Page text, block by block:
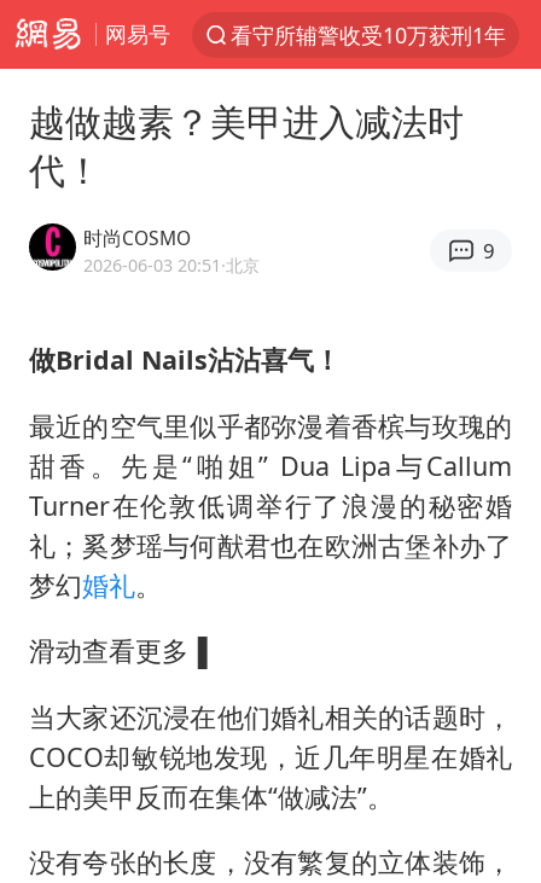
网易号
看守所辅警收受10万获刑1年
深圳地面沉降致车辆损坏系谣言
CIA被曝已秘密设立古巴工作组
我国编制完成新版全月地质图
外交部发言人就广岛核爆81周年等答记者问
U17国足1分钟轰2球
80后女柜员逆袭成4200亿银行副行长
奋进开新局 实干挑大梁
越做越素？美甲进入减法时
代！
时尚COSMO
2026-06-03 20:51 ·北京
9
做Bridal Nails沾沾喜气！
最近的空气里似乎都弥漫着香槟与玫瑰的
甜香。先是“啪姐” Dua Lipa与Callum
Turner在伦敦低调举行了浪漫的秘密婚
礼；奚梦瑶与何猷君也在欧洲古堡补办了
梦幻婚礼。
滑动查看更多▐
当大家还沉浸在他们婚礼相关的话题时，
COCO却敏锐地发现，近几年明星在婚礼
上的美甲反而在集体“做减法”。
没有夸张的长度，没有繁复的立体装饰，